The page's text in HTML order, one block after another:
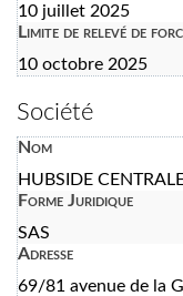
10 juillet 2025
Limite de relevé de
10 octobre 2025
Société
Nom
HUBSIDE
Forme Juridique
SAS
Adresse
69/81 avenue de la